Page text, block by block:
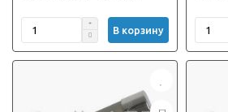
В корзину